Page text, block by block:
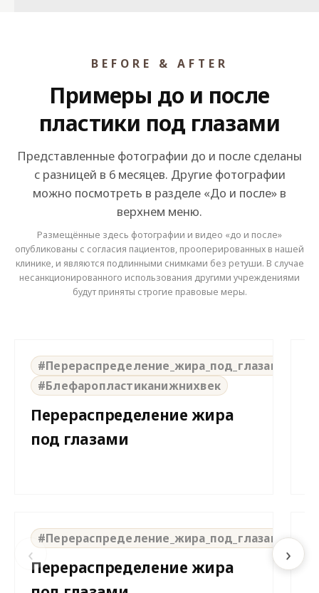
BEFORE & AFTER
Примеры до и после
пластики под глазами
Представленные фотографии до и после сделаны
с разницей в 6 месяцев. Другие фотографии
можно посмотреть в разделе «До и после» в
верхнем меню.
Размещённые здесь фотографии и видео «до и после»
опубликованы с согласия пациентов, прооперированных в нашей
клинике, и являются подлинными снимками без ретуши. В случае
несанкционированного использования другими учреждениями
будут приняты строгие правовые меры.
‹ ›
BEFORE AFTER
#Перераспределение_жира_под_глазами
#Блефаропластиканижнихвек
Перераспределение жира
под глазами
BEFORE AFTER
#Перераспределение_жира_под_глазами
Перераспределение жира